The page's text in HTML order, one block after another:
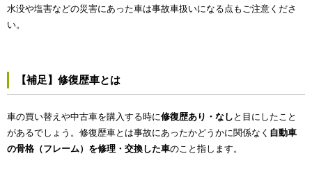
水没や塩害などの災害にあった車は事故車扱いになる点もご注意くださ
い。
【補足】修復歴車とは
車の買い替えや中古車を購入する時に修復歴あり・なし と目にしたこと
があるでしょう。修復歴車とは事故にあったかどうかに関係なく 自動車
の骨格（フレーム）を修理・交換した車のこと指します。